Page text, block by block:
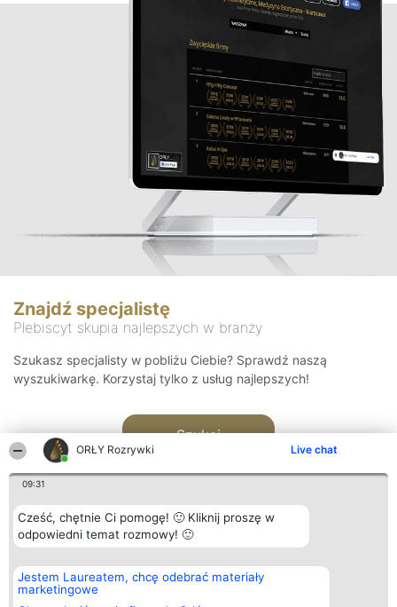
ORŁY Rozrywki Live chat
09:31
Cześć, chętnie Ci pomogę! 🙂 Kliknij proszę w
odpowiedni temat rozmowy! 🙂
Jestem Laureatem, chcę odebrać materiały
marketingowe
Znajdź specjalistę
Plebiscyt skupia najlepszych w branży
Szukasz specjalisty w pobliżu Ciebie? Sprawdź naszą
wyszukiwarkę. Korzystaj tylko z usług najlepszych!
Szukaj
Organizator plebiscytu
Bright Side Solutions sp. z o.
o. sp. k.
ul. Ruska 22
Plebiscyt
Laureaci
wszystkich
Kontakt
Kontakt